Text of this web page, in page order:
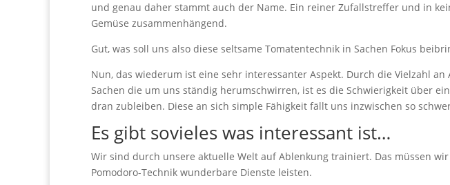
und genau daher stammt auch der Name. Ein reiner Zufallstreffer und in
Gemüse zusammenhängend.
Gut, was soll uns also diese seltsame Tomatentechnik in Sachen Fokus
Nun, das wiederum ist eine sehr interessanter Aspekt. Durch die Vielzahl
Sachen die um uns ständig herumschwirren, ist es die Schwierigkeit über
dran zubleiben. Diese an sich simple Fähigkeit fällt uns inzwischen so
Es gibt sovieles was interessant ist…
Wir sind durch unsere aktuelle Welt auf Ablenkung trainiert. Das müssen
Pomodoro-Technik wunderbare Dienste leisten.